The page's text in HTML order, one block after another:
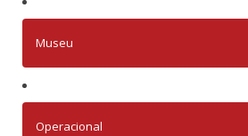
Museu
Operacional